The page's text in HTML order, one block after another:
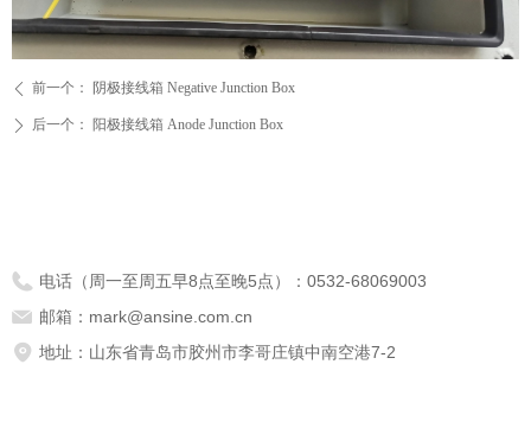
ꄴ 前一个： 阴极接线箱 Negative Junction Box
ꄲ 后一个： 阳极接线箱 Anode Junction Box
电话（周一至周五早8点至晚5点）： 0532-68069003
邮箱： mark@ansine.com.cn
地址： 山东省青岛市胶州市李哥庄镇中南空港7-2